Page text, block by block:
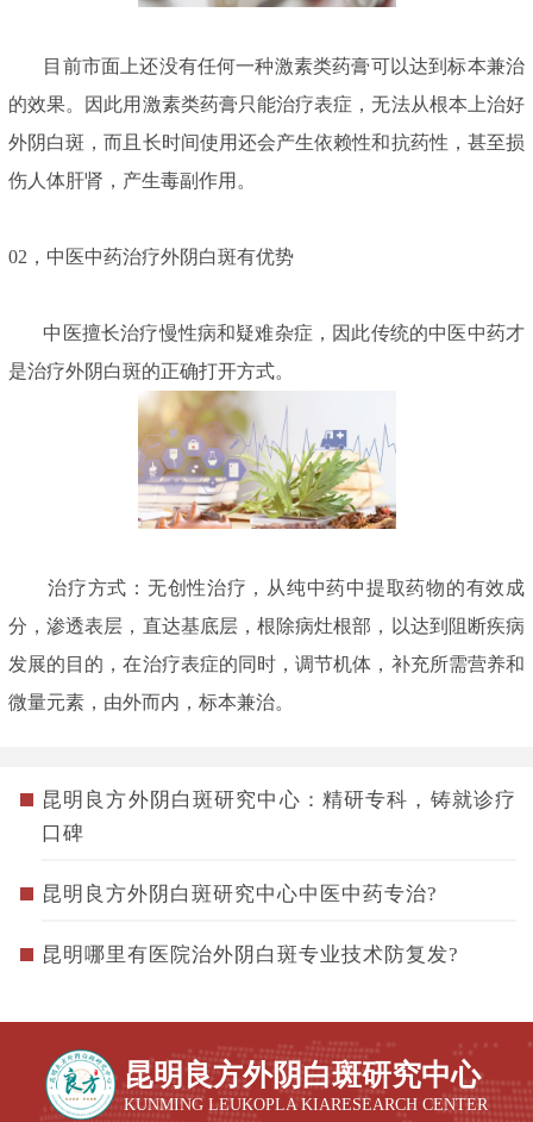
目前市面上还没有任何一种激素类药膏可以达到标本兼治
的效果。因此用激素类药膏只能治疗表症，无法从根本上治好
外阴白斑，而且长时间使用还会产生依赖性和抗药性，甚至损
伤人体肝肾，产生毒副作用。
02，中医中药治疗外阴白斑有优势
中医擅长治疗慢性病和疑难杂症，因此传统的中医中药才
是治疗外阴白斑的正确打开方式。
治疗方式：无创性治疗，从纯中药中提取药物的有效成
分，渗透表层，直达基底层，根除病灶根部，以达到阻断疾病
发展的目的，在治疗表症的同时，调节机体，补充所需营养和
微量元素，由外而内，标本兼治。
昆明良方外阴白斑研究中心：精研专科，铸就诊疗
口碑
昆明良方外阴白斑研究中心中医中药专治?
昆明哪里有医院治外阴白斑专业技术防复发?
昆明良方外阴白斑研究中心
KUNMING LEUKOPLA KIARESEARCH CENTER